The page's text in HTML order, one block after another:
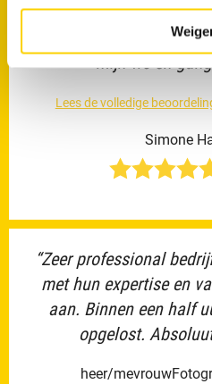
persoon die ik had
loodgieter had het
mijn wc en
Lees de volledige
Simone
“Zeer professional
met hun expertise en
aan. Binnen een half
opgelost.
heer/